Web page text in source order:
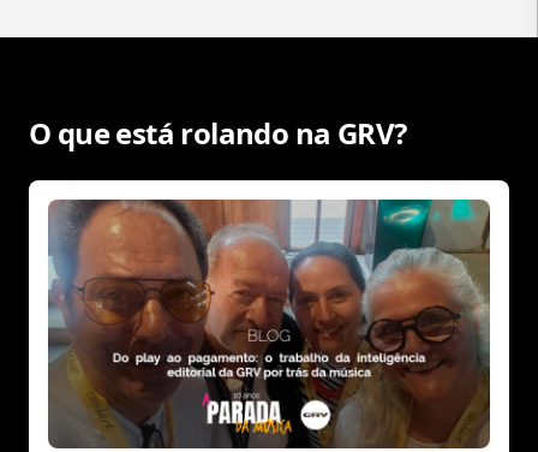
O que está rolando na GRV?